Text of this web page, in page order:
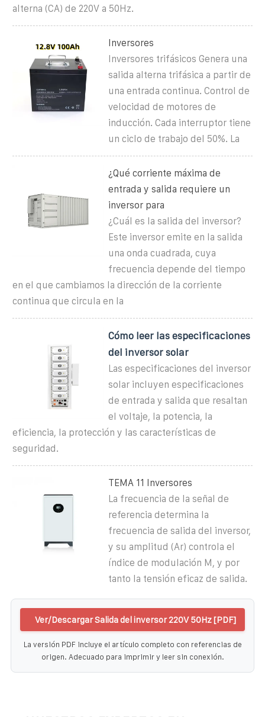
alterna (CA) de 220V a 50Hz.
Inversores
Inversores trifásicos Genera una
salida alterna trifásica a partir de
una entrada continua. Control de
velocidad de motores de
inducción. Cada interruptor tiene
un ciclo de trabajo del 50%. La
¿Qué corriente máxima de
entrada y salida requiere un
inversor para
¿Cuál es la salida del inversor?
Este inversor emite en la salida
una onda cuadrada, cuya
frecuencia depende del tiempo
en el que cambiamos la dirección de la corriente
continua que circula en la
Cómo leer las especificaciones
del inversor solar
Las especificaciones del inversor
solar incluyen especificaciones
de entrada y salida que resaltan
el voltaje, la potencia, la
eficiencia, la protección y las características de
seguridad.
TEMA 11 Inversores
La frecuencia de la señal de
referencia determina la
frecuencia de salida del inversor,
y su amplitud (Ar) controla el
índice de modulación M, y por
tanto la tensión eficaz de salida.
Ver/Descargar Salida del inversor 220V 50Hz [PDF]
La versión PDF incluye el artículo completo con referencias de
origen. Adecuado para imprimir y leer sin conexión.